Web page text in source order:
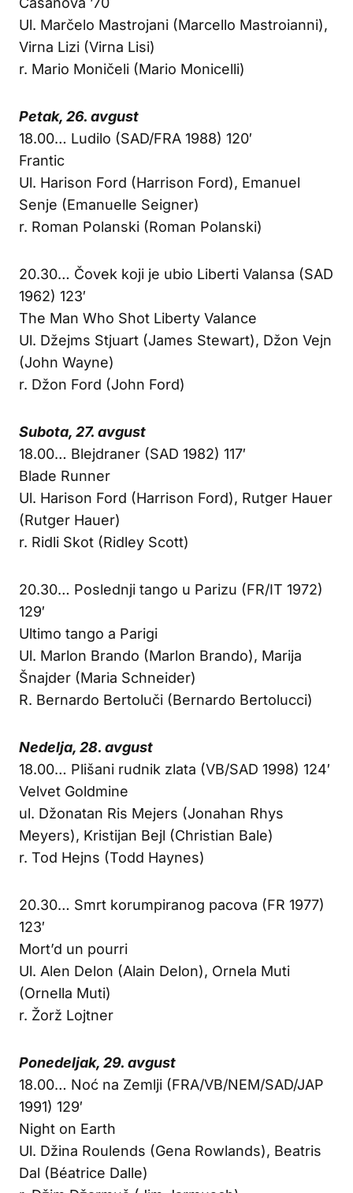
Ul. Marčelo Mastrojani (Marcello Mastroianni),
Virna Lizi (Virna Lisi)
r. Mario Moničeli (Mario Monicelli)
Petak, 26. avgust
18.00… Ludilo (SAD/FRA 1988) 120′
Frantic
Ul. Harison Ford (Harrison Ford), Emanuel
Senje (Emanuelle Seigner)
r. Roman Polanski (Roman Polanski)
20.30… Čovek koji je ubio Liberti Valansa (SAD
1962) 123′
The Man Who Shot Liberty Valance
Ul. Džejms Stjuart (James Stewart), Džon Vejn
(John Wayne)
r. Džon Ford (John Ford)
Subota, 27. avgust
18.00… Blejdraner (SAD 1982) 117′
Blade Runner
Ul. Harison Ford (Harrison Ford), Rutger Hauer
(Rutger Hauer)
r. Ridli Skot (Ridley Scott)
20.30… Poslednji tango u Parizu (FR/IT 1972)
129′
Ultimo tango a Parigi
Ul. Marlon Brando (Marlon Brando), Marija
Šnajder (Maria Schneider)
R. Bernardo Bertoluči (Bernardo Bertolucci)
Nedelja, 28. avgust
18.00… Plišani rudnik zlata (VB/SAD 1998) 124′
Velvet Goldmine
ul. Džonatan Ris Mejers (Jonahan Rhys
Meyers), Kristijan Bejl (Christian Bale)
r. Tod Hejns (Todd Haynes)
20.30… Smrt korumpiranog pacova (FR 1977)
123′
Mort’d un pourri
Ul. Alen Delon (Alain Delon), Ornela Muti
(Ornella Muti)
r. Žorž Lojtner
Ponedeljak, 29. avgust
18.00… Noć na Zemlji (FRA/VB/NEM/SAD/JAP
1991) 129′
Night on Earth
Ul. Džina Roulends (Gena Rowlands), Beatris
Dal (Béatrice Dalle)